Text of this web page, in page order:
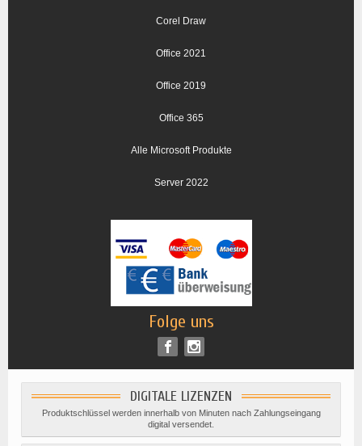
Corel Draw
Office 2021
Office 2019
Office 365
Alle Microsoft Produkte
Server 2022
Folge uns
DIGITALE LIZENZEN
Produktschlüssel werden innerhalb von Minuten nach Zahlungseingang
digital versendet.